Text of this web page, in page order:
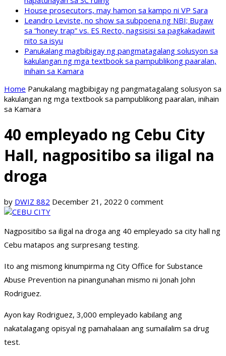
House prosecutors, may hamon sa kampo ni VP Sara
Leandro Leviste, no show sa subpoena ng NBI; Bugaw
sa “honey trap” vs. ES Recto, nagsisisi sa pagkakadawit
nito sa isyu
Panukalang magbibigay ng pangmatagalang solusyon sa
kakulangan ng mga textbook sa pampublikong paaralan,
inihain sa Kamara
Home Panukalang magbibigay ng pangmatagalang solusyon sa
kakulangan ng mga textbook sa pampublikong paaralan, inihain
sa Kamara
40 empleyado ng Cebu City
Hall, nagpositibo sa iligal na
droga
by DWIZ 882 December 21, 2022 0 comment
Nagpositibo sa iligal na droga ang 40 empleyado sa city hall ng
Cebu matapos ang surpresang testing.
Ito ang mismong kinumpirma ng City Office for Substance
Abuse Prevention na pinangunahan mismo ni Jonah John
Rodriguez.
Ayon kay Rodriguez, 3,000 empleyado kabilang ang
nakatalagang opisyal ng pamahalaan ang sumailalim sa drug
test.